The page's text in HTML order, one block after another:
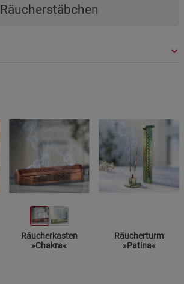
Räucherstäbchen
Räucherkasten
»Chakra«
Räucherturm
»Patina«